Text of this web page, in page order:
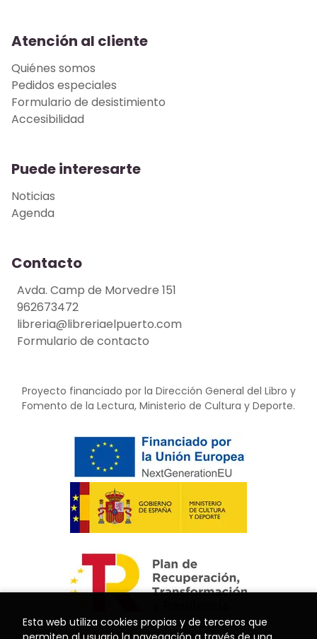
Atención al cliente
Quiénes somos
Pedidos especiales
Formulario de desistimiento
Accesibilidad
Puede interesarte
Noticias
Agenda
Contacto
Avda. Camp de Morvedre 151
962673472
libreria@libreriaelpuerto.com
Formulario de contacto
Proyecto financiado por la Dirección General del Libro y
Fomento de la Lectura, Ministerio de Cultura y Deporte.
Esta web utiliza cookies propias y de terceros que